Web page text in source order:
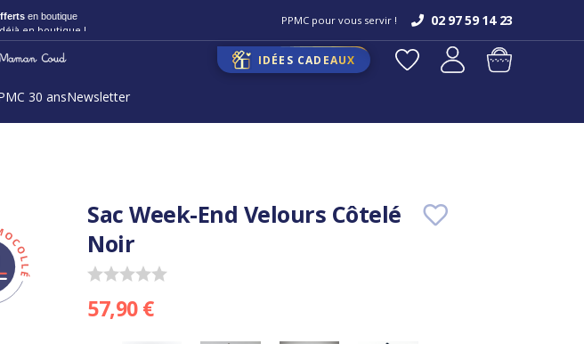
en boutique ! PPMC pour vous servir ! 02 97 59 14 23
IDÉES CADEAUX
30 ansNewsletter
Sac Week-End Velours Côtelé
Noir
57,90 €